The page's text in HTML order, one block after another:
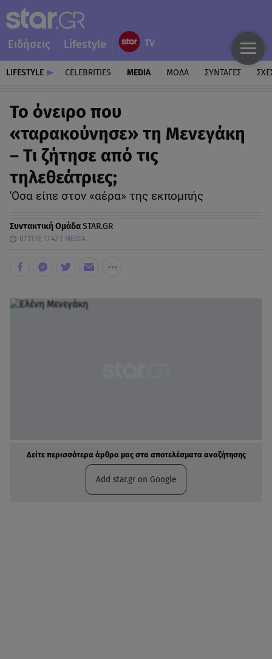
Ειδήσεις Lifestyle
LIFESTYLE CELEBRITIES MEDIA ΜΟΔΑ ΣΥΝΤΑΓΕΣ
Το όνειρο που
«ταρακούνησε» τη Μενεγάκη
– Τι ζήτησε από τις
τηλεθεάτριες;
'Οσα είπε στον «αέρα» της εκπομπής
Συντακτική ΟμάδαSTAR.GR
07.11.19, 17:42 MEDIA
Δείτε περισσότερα άρθρα μας στα αποτελέσματα αναζήτησης
Add star.gr on Google